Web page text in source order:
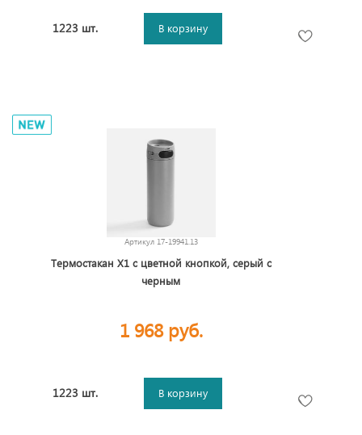
1223 шт. В корзину
Артикул 17-19941.13
Термостакан X1 с цветной кнопкой, серый с
черным
1 968 руб.
1223 шт. В корзину